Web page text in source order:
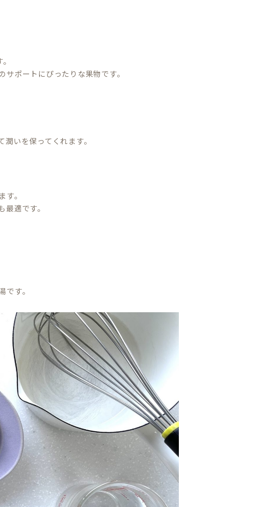
ポートにぴったりな果物です。
いを保ってくれます。
。
適です。
す。